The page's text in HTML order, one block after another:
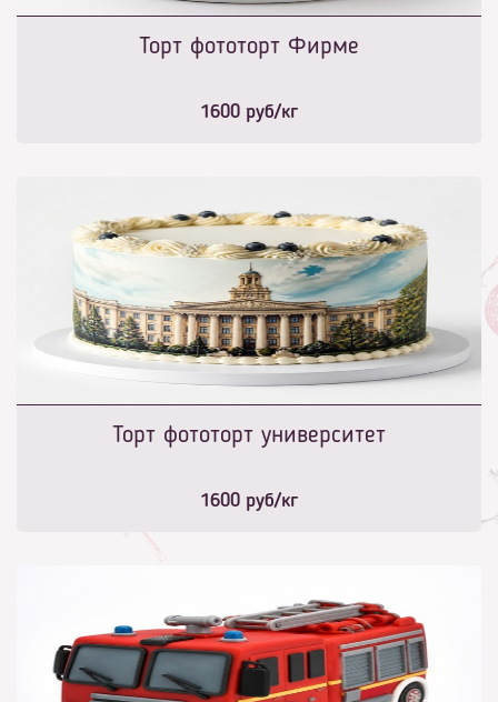
Торт фототорт Фирме
1600 руб/кг
Торт фототорт университет
1600 руб/кг